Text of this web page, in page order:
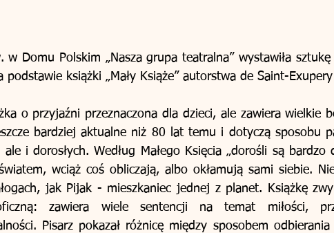
w Domu Polskim „Nasza grupa teatralna” wystawiła
podstawie książki „Mały Książe” autorstwa de Saint-
o przyjaźni przeznaczona dla dzieci, ale zawiera wielkie
bardziej aktualne niż 80 lat temu i dotyczą sposobu
i dorosłych. Według Małego Księcia „dorośli są
wciąż coś obliczają, albo okłamują sami siebie.
jak Pijak - mieszkaniec jednej z planet. Książkę
zawiera wiele sentencji na temat miłości,
Pisarz pokazał różnicę między sposobem